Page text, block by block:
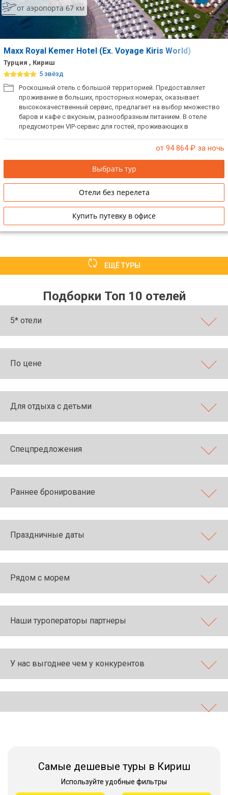
от аэропорта 67 км
Maxx Royal Kemer Hotel (Ex. Voyage Kiris World)
Турция , Кириш
5 звёзд
Роскошный отель с большой территорией. Предоставляет
проживание в больших, просторных номерах, оказывает
высококачественный сервис, предлагает на выбор множество
баров и кафе с вкусным, разнообразным питанием. В отеле
предусмотрен VIP-сервис для гостей, проживающих в
нестандартных номерах повышенной комфортности. Отель
обладает одним из самых длинных пляжей в регионе Кемер
от 94 864₽ за ночь
Выбрать тур
Отели без перелета
Купить путевку в офисе
ЕЩЁ ТУРЫ
Подборки Топ 10 отелей
5* отели
По цене
Для отдыха с детьми
Спецпредложения
Раннее бронирование
Праздничные даты
Рядом с морем
Наши туроператоры партнеры
У нас выгоднее чем у конкурентов
Самые дешевые туры в Кириш
Используйте удобные фильтры